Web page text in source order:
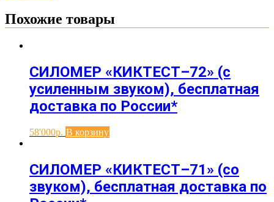
Похожие товары
СИЛОМЕР «КИКТЕСТ–72» (с
усиленным звуком), бесплатная
доставка по России*
58'000 В корзину
СИЛОМЕР «КИКТЕСТ–71» (со
звуком), бесплатная доставка по